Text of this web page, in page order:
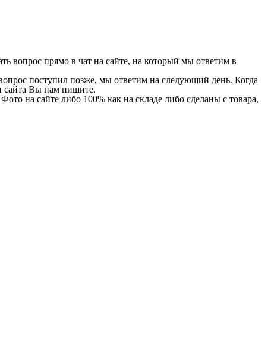
вопрос прямо в чат на сайте, на который мы ответим в
поступил позже, мы ответим на следующий день. Когда
сайта Вы нам пишите.
на сайте либо 100% как на складе либо сделаны с товара,